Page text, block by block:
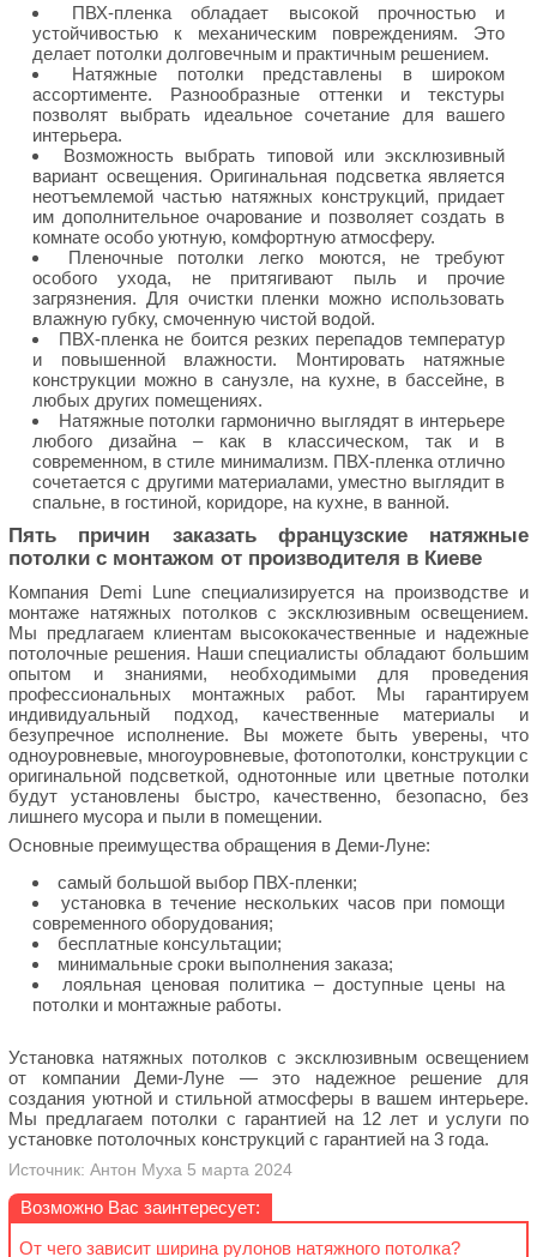
ПВХ-пленка обладает высокой прочностью и
устойчивостью к механическим повреждениям. Это
делает потолки долговечным и практичным решением.
Натяжные потолки представлены в широком
ассортименте. Разнообразные оттенки и текстуры
позволят выбрать идеальное сочетание для вашего
интерьера.
Возможность выбрать типовой или эксклюзивный
вариант освещения. Оригинальная подсветка является
неотъемлемой частью натяжных конструкций, придает
им дополнительное очарование и позволяет создать в
комнате особо уютную, комфортную атмосферу.
Пленочные потолки легко моются, не требуют
особого ухода, не притягивают пыль и прочие
загрязнения. Для очистки пленки можно использовать
влажную губку, смоченную чистой водой.
ПВХ-пленка не боится резких перепадов температур
и повышенной влажности. Монтировать натяжные
конструкции можно в санузле, на кухне, в бассейне, в
любых других помещениях.
Натяжные потолки гармонично выглядят в интерьере
любого дизайна – как в классическом, так и в
современном, в стиле минимализм. ПВХ-пленка отлично
сочетается с другими материалами, уместно выглядит в
спальне, в гостиной, коридоре, на кухне, в ванной.
Пять причин заказать французские натяжные
потолки с монтажом от производителя в Киеве
Компания Demi Lune специализируется на производстве и
монтаже натяжных потолков с эксклюзивным освещением.
Мы предлагаем клиентам высококачественные и надежные
потолочные решения. Наши специалисты обладают большим
опытом и знаниями, необходимыми для проведения
профессиональных монтажных работ. Мы гарантируем
индивидуальный подход, качественные материалы и
безупречное исполнение. Вы можете быть уверены, что
одноуровневые, многоуровневые, фотопотолки, конструкции с
оригинальной подсветкой, однотонные или цветные потолки
будут установлены быстро, качественно, безопасно, без
лишнего мусора и пыли в помещении.
Основные преимущества обращения в Деми-Луне:
самый большой выбор ПВХ-пленки;
установка в течение нескольких часов при помощи
современного оборудования;
бесплатные консультации;
минимальные сроки выполнения заказа;
лояльная ценовая политика – доступные цены на
потолки и монтажные работы.
Установка натяжных потолков с эксклюзивным освещением
от компании Деми-Луне — это надежное решение для
создания уютной и стильной атмосферы в вашем интерьере.
Мы предлагаем потолки с гарантией на 12 лет и услуги по
установке потолочных конструкций с гарантией на 3 года.
Источник: Антон Муха 5 марта 2024
Возможно Вас заинтересует:
От чего зависит ширина рулонов натяжного потолка?